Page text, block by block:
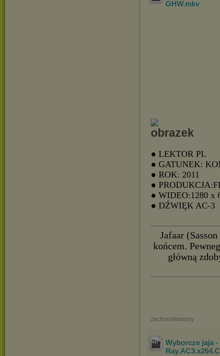
GHW.mkv
● LEKTOR PL
● GATUNEK:
● ROK: 2011
●
● WIDEO:1280 x
● DŹWIĘK AC-3
Jafaar
końcem.
główną
zachomikowany
Wyborcze jaja -